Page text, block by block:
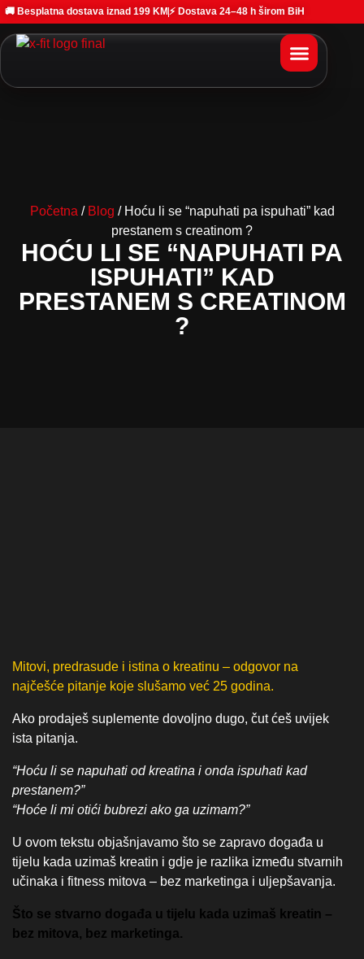
🚚 Besplatna dostava iznad 199 KM ⚡ Dostava 24–48 h širom BiH
Početna / Blog / Hoću li se “napuhati pa ispuhati” kad
prestanem s creatinom ?
HOĆU LI SE “NAPUHATI PA
ISPUHATI” KAD
PRESTANEM S CREATINOM
?
Mitovi, predrasude i istina o kreatinu – odgovor na
najčešće pitanje koje slušamo već 25 godina.
Ako prodaješ suplemente dovoljno dugo, čut ćeš uvijek
ista pitanja.
“Hoću li se napuhati od kreatina i onda ispuhati kad
prestanem?”
“Hoće li mi otići bubrezi ako ga uzimam?”
U ovom tekstu objašnjavamo što se zapravo događa u
tijelu kada uzimaš kreatin i gdje je razlika između stvarnih
učinaka i fitness mitova – bez marketinga i uljepšavanja.
Što se stvarno događa u tijelu kada uzimaš kreatin –
bez mitova, bez marketinga.